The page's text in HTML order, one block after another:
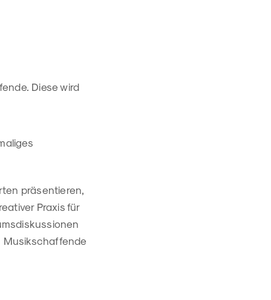
Diese wird
präsentieren,
Praxis für
Musikschaffende